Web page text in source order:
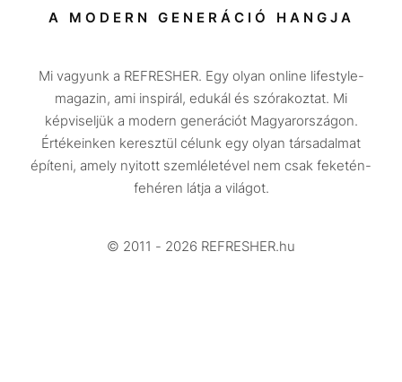
Társadalom
Utazás
Életmód
Design
Beszélgetések
Videó
A MODERN GENERÁCIÓ HANGJA
Mi vagyunk a REFRESHER. Egy olyan online lifestyle-
magazin, ami inspirál, edukál és szórakoztat. Mi
képviseljük a modern generációt Magyarországon.
Értékeinken keresztül célunk egy olyan társadalmat
építeni, amely nyitott szemléletével nem csak feketén-
fehéren látja a világot.
© 2011 - 2026 REFRESHER.hu